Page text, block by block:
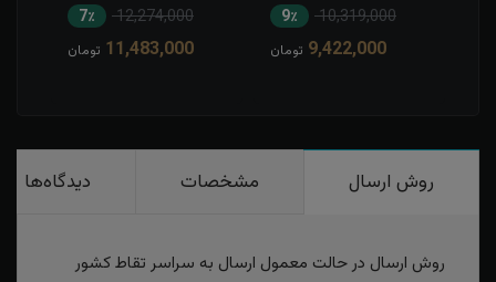
10,319,000 9٪
9,422,000 تومان
12,274,000 7٪
11,483,000 تومان
روش ارسال مشخصات دیدگاه‌ها
روش ارسال در حالت معمول ارسال به سراسر تقاط کشور